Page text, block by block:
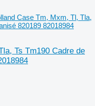
Case Tm, Mxm, Tl, Tla,
820189 82018984
Ts Tm190 Cadre de